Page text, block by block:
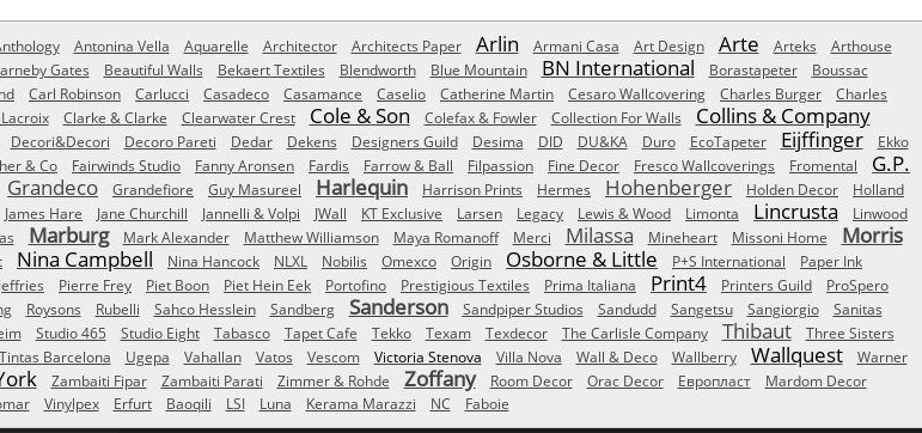
Antonina Vella Aquarelle Architector Architects Paper Arlin Armani Casa Art Design Arte Arteks
Arthouse
Gates Beautiful Walls Bekaert Textiles Blendworth Blue Mountain BN International Borastapeter
Boussac
Carl Robinson Carlucci Casadeco Casamance Caselio Catherine Martin Cesaro Wallcovering Charles Burger
Charles
Clarke & Clarke Clearwater Crest Cole & Son Colefax & Fowler Collection For Walls Collins & Company
Decori&Decori Decoro Pareti Dedar Dekens Designers Guild Desima DID DU&KA Duro EcoTapeter Eijffinger
Ekko
& Co Fairwinds Studio Fanny Aronsen Fardis Farrow & Ball Filpassion Fine Decor Fresco Wallcoverings Fromental
G.P.
Grandeco Grandefiore Guy Masureel Harlequin Harrison Prints Hermes Hohenberger Holden Decor
Holland
James Hare Jane Churchill Jannelli & Volpi JWall KT Exclusive Larsen Legacy Lewis & Wood Limonta Lincrusta
Linwood
Marburg Mark Alexander Matthew Williamson Maya Romanoff Merci Milassa Mineheart Missoni Home
Morris
Nina Campbell Nina Hancock NLXL Nobilis Omexco Origin Osborne & Little P+S International Paper Ink
Pierre Frey Piet Boon Piet Hein Eek Portofino Prestigious Textiles Prima Italiana Print4 Printers Guild
ProSpero
Roysons Rubelli Sahco Hesslein Sandberg Sanderson Sandpiper Studios Sandudd Sangetsu Sangiorgio Sanitas
Studio 465 Studio Eight Tabasco Tapet Cafe Tekko Texam Texdecor The Carlisle Company Thibaut
Three Sisters
Barcelona Ugepa Vahallan Vatos Vescom Victoria Stenova Villa Nova Wall & Deco Wallberry Wallquest
Warner
Zambaiti Fipar Zambaiti Parati Zimmer & Rohde Zoffany Room Decor Orac Decor Европласт
Mardom Decor
Vinylpex Erfurt Baoqili LSI Luna Kerama Marazzi NC Faboie